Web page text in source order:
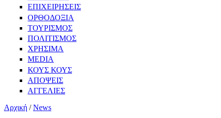
ΕΠΙΧΕΙΡΗΣΕΙΣ
ΟΡΘΟΔΟΞΙΑ
ΤΟΥΡΙΣΜΟΣ
ΠΟΛΙΤΙΣΜΟΣ
ΧΡΗΣΙΜΑ
MEDIA
ΚΟΥΣ ΚΟΥΣ
ΑΠΟΨΕΙΣ
ΑΓΓΕΛΙΕΣ
Αρχική /News